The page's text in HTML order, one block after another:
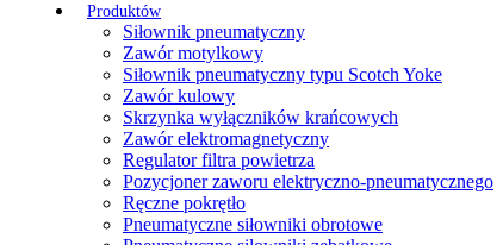
Produktów
Siłownik pneumatyczny
Zawór motylkowy
Siłownik pneumatyczny typu Scotch Yoke
Zawór kulowy
Skrzynka wyłączników krańcowych
Zawór elektromagnetyczny
Regulator filtra powietrza
Pozycjoner zaworu elektryczno-pneumatycznego
Ręczne pokrętło
Pneumatyczne siłowniki obrotowe